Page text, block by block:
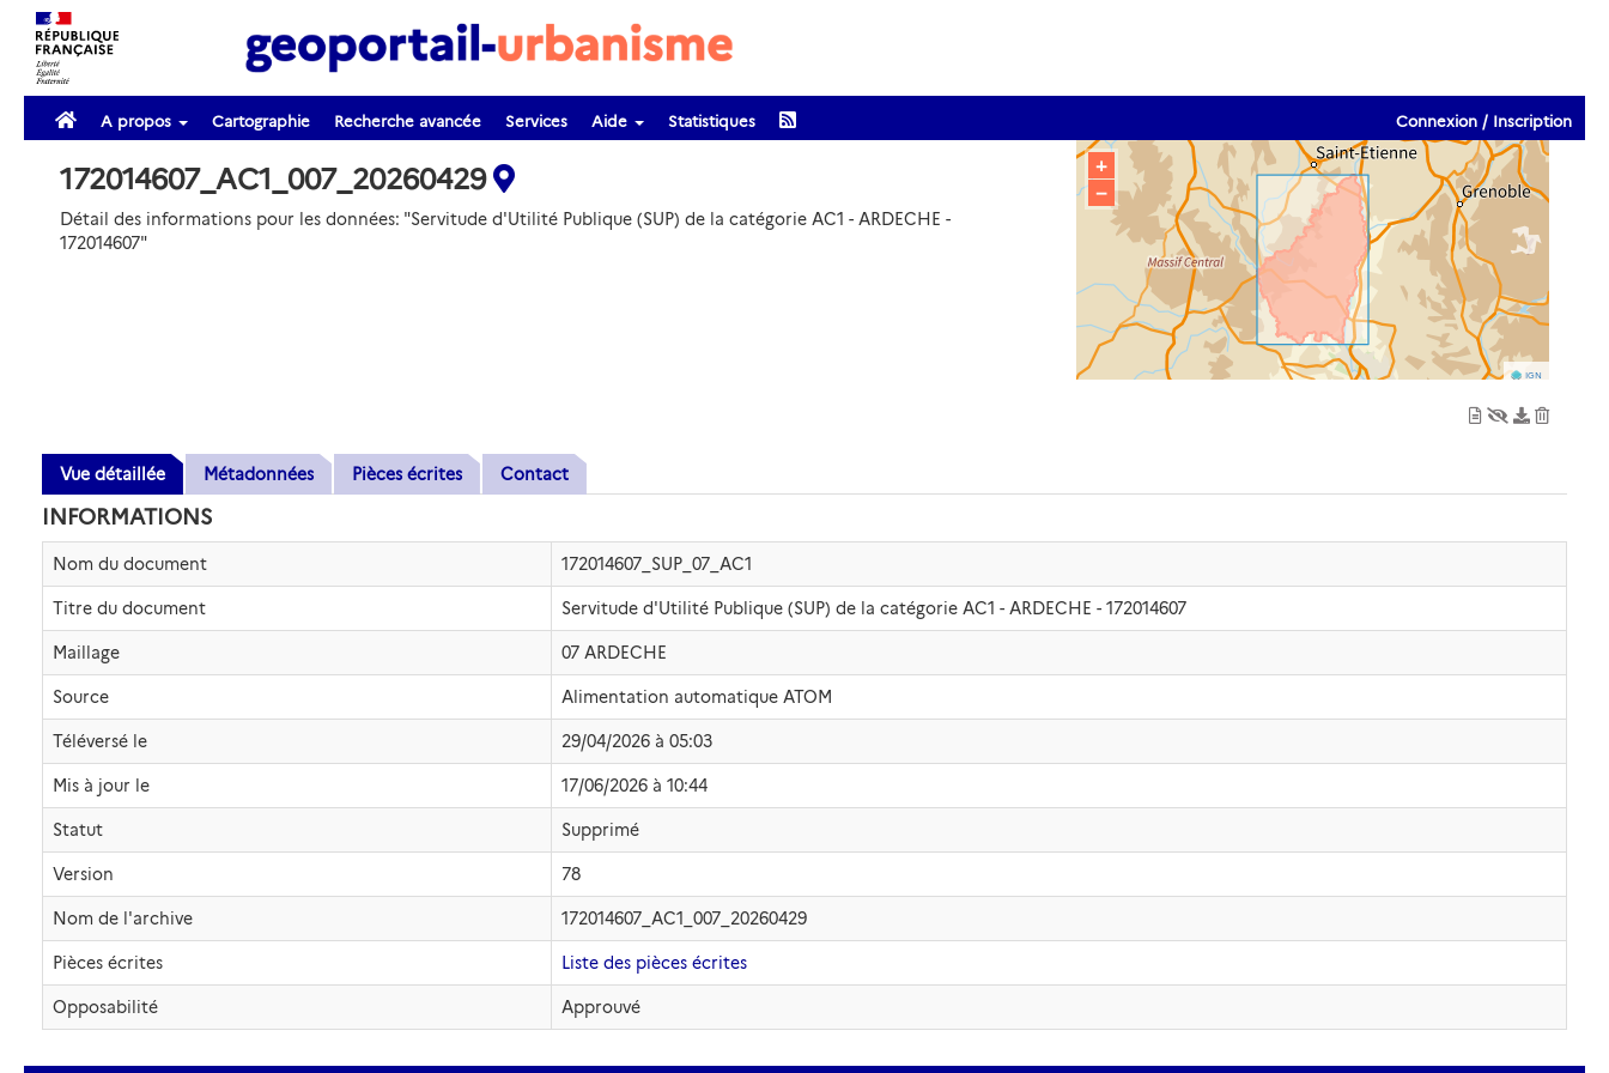
A propos Cartographie Recherche avancée Services Aide Statistiques Connexion / Inscription
172014607_AC1_007_20260429
Détail des informations pour les données: "Servitude d'Utilité Publique (SUP) de la catégorie AC1 - ARDECHE -
172014607"
+
−
IGN
Vue détaillée Métadonnées Pièces écrites Contact
INFORMATIONS
Nom du document 172014607_SUP_07_AC1
Titre du document Servitude d'Utilité Publique (SUP) de la catégorie AC1 - ARDECHE - 172014607
Maillage 07 ARDECHE
Source Alimentation automatique ATOM
Téléversé le 29/04/2026 à 05:03
Mis à jour le 17/06/2026 à 10:44
Statut Supprimé
Version 78
Nom de l'archive 172014607_AC1_007_20260429
Pièces écrites Liste des pièces écrites
Opposabilité Approuvé